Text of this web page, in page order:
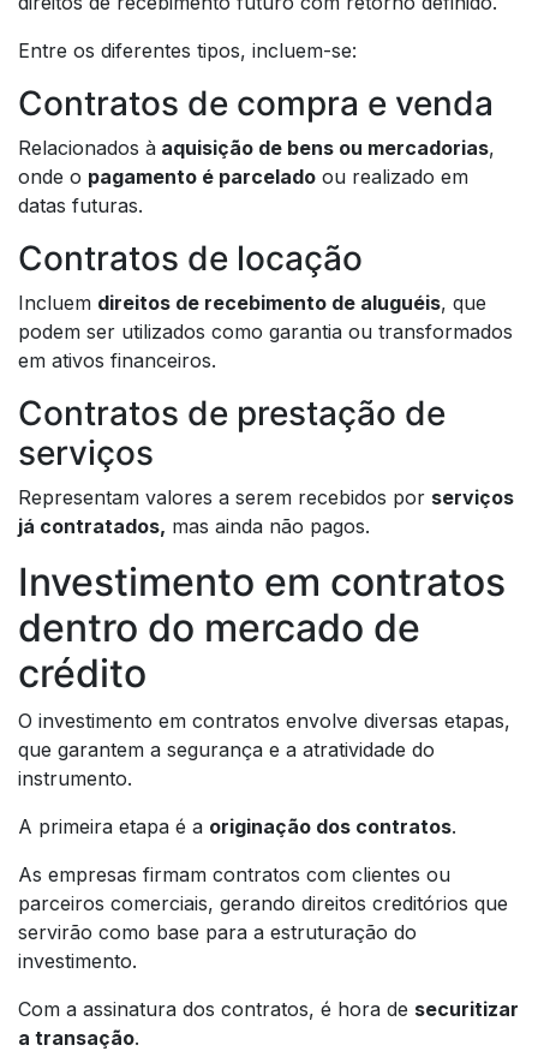
Entre os diferentes tipos, incluem-se:
Contratos de compra e venda
Relacionados à aquisição de bens ou mercadorias,
onde o pagamento é parcelado ou realizado em
datas futuras.
Contratos de locação
Incluem direitos de recebimento de aluguéis, que
podem ser utilizados como garantia ou transformados
em ativos financeiros.
Contratos de prestação de
serviços
Representam valores a serem recebidos por serviços
já contratados, mas ainda não pagos.
Investimento em contratos
dentro do mercado de
crédito
O investimento em contratos envolve diversas etapas,
que garantem a segurança e a atratividade do
instrumento.
A primeira etapa é a originação dos contratos.
As empresas firmam contratos com clientes ou
parceiros comerciais, gerando direitos creditórios que
servirão como base para a estruturação do
investimento.
Com a assinatura dos contratos, é hora de securitizar
a transação.